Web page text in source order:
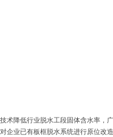
术降低行业脱水工段固体含水率，
企业已有板框脱水系统进行原位改